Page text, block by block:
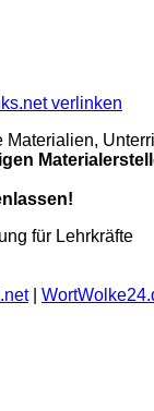
verlinken
für Lehrkräfte
|